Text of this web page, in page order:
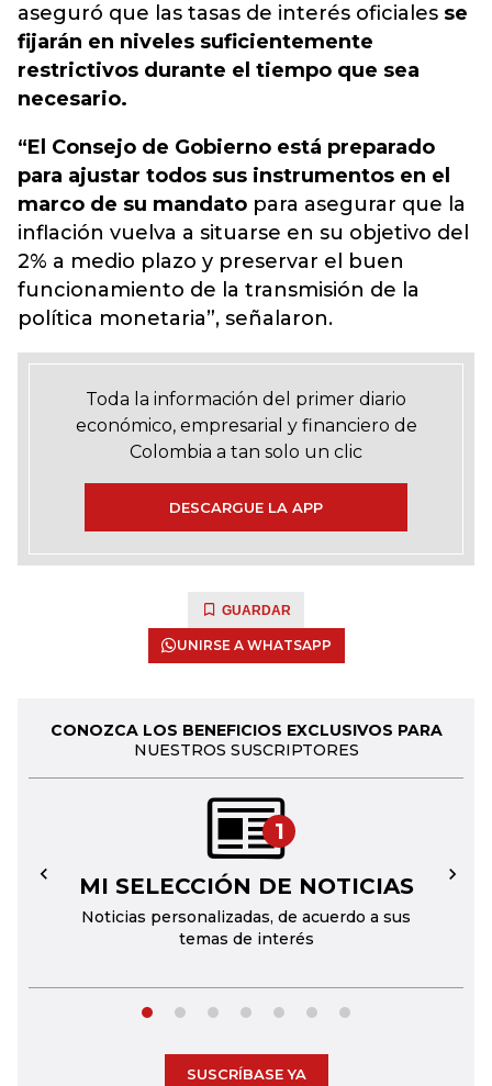
aseguró que las tasas de interés oficiales se
fijarán en niveles suficientemente
restrictivos durante el tiempo que sea
necesario.
“El Consejo de Gobierno está preparado
para ajustar todos sus instrumentos en el
marco de su mandato para asegurar que la
inflación vuelva a situarse en su objetivo del
2% a medio plazo y preservar el buen
funcionamiento de la transmisión de la
política monetaria”, señalaron.
Toda la información del primer diario
económico, empresarial y financiero de
Colombia a tan solo un clic
DESCARGUE LA APP
GUARDAR
UNIRSE A WHATSAPP
CONOZCA LOS BENEFICIOS EXCLUSIVOS PARA
NUESTROS SUSCRIPTORES
1
MI SELECCIÓN DE NOTICIAS
Noticias personalizadas, de acuerdo a sus
temas de interés
← →
SUSCRÍBASE YA